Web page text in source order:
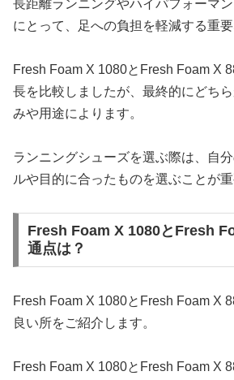
長距離ランニングやハイパフォーマ
にとって、足への負担を軽減する重要
Fresh Foam X 1080とFresh Foam X
長を比較しましたが、最終的にどち
みや用途によります。
ランニングシューズを選ぶ際は、自
ルや目的に合ったものを選ぶことが重
Fresh Foam X 1080とFresh
通点は？
Fresh Foam X 1080とFresh Foam X
良い所をご紹介します。
Fresh Foam X 1080とFresh Foam X